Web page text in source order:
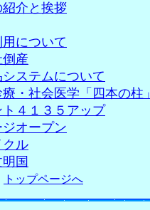
介と挨拶
について
倒産
ステムについて
・社会医学「四本の柱」
４１３５アップ
オープン
クル
国
トップページへ